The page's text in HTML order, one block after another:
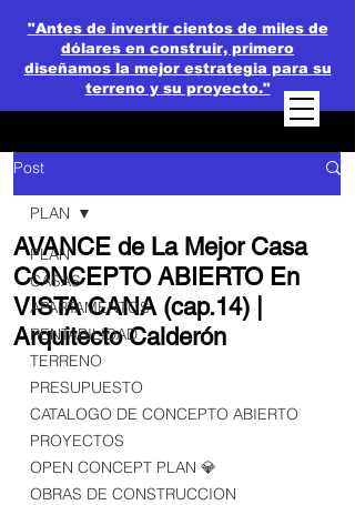
"Antes de invertir cientos de miles de
dólares en construir, primero
diseñamos la mejor estrategia para su
terreno y su proyecto."
Post
PLAN
CASAS
APARTAMENTOS
RENTABILIDAD
TERRENO
PRESUPUESTO
CATALOGO DE CONCEPTO ABIERTO
PROYECTOS
OPEN CONCEPT PLAN 💎
OBRAS DE CONSTRUCCION
PLAN
AVANCE de La Mejor Casa
CONCEPTO ABIERTO En
VISTA CANA (cap.14) |
Arquitecto Calderón